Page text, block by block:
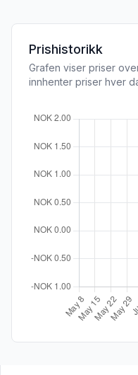
Prishistorikk
Grafen viser priser
innhenter priser hver